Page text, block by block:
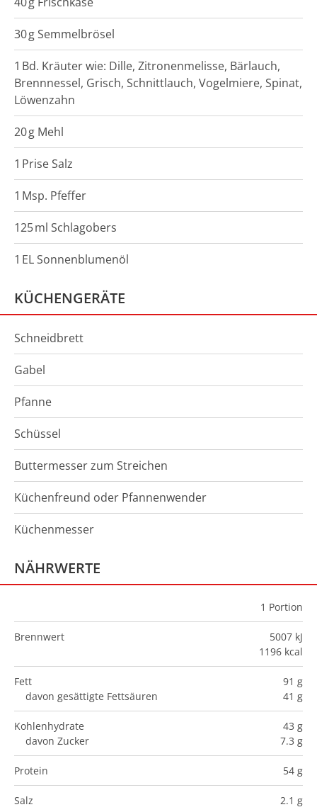
30gSemmelbrösel
1 Bd. Kräuter wie: Dille, Zitronenmelisse, Bärlauch,
Brennnessel, Grisch, Schnittlauch, Vogelmiere, Spinat,
Löwenzahn
20g Mehl
1 PriseSalz
1 Msp. Pfeffer
125ml Schlagobers
1 ELSonnenblumenöl
KÜCHENGERÄTE
Schneidbrett
Gabel
Pfanne
Schüssel
Buttermesser zum Streichen
Küchenfreund oder Pfannenwender
Küchenmesser
NÄHRWERTE
1 Portion
Brennwert
5007 kJ
1196 kcal
Fett
91 g
davon gesättigte Fettsäuren
41 g
Kohlenhydrate
43 g
davon Zucker
7.3 g
Protein 54 g
Salz 2.1 g